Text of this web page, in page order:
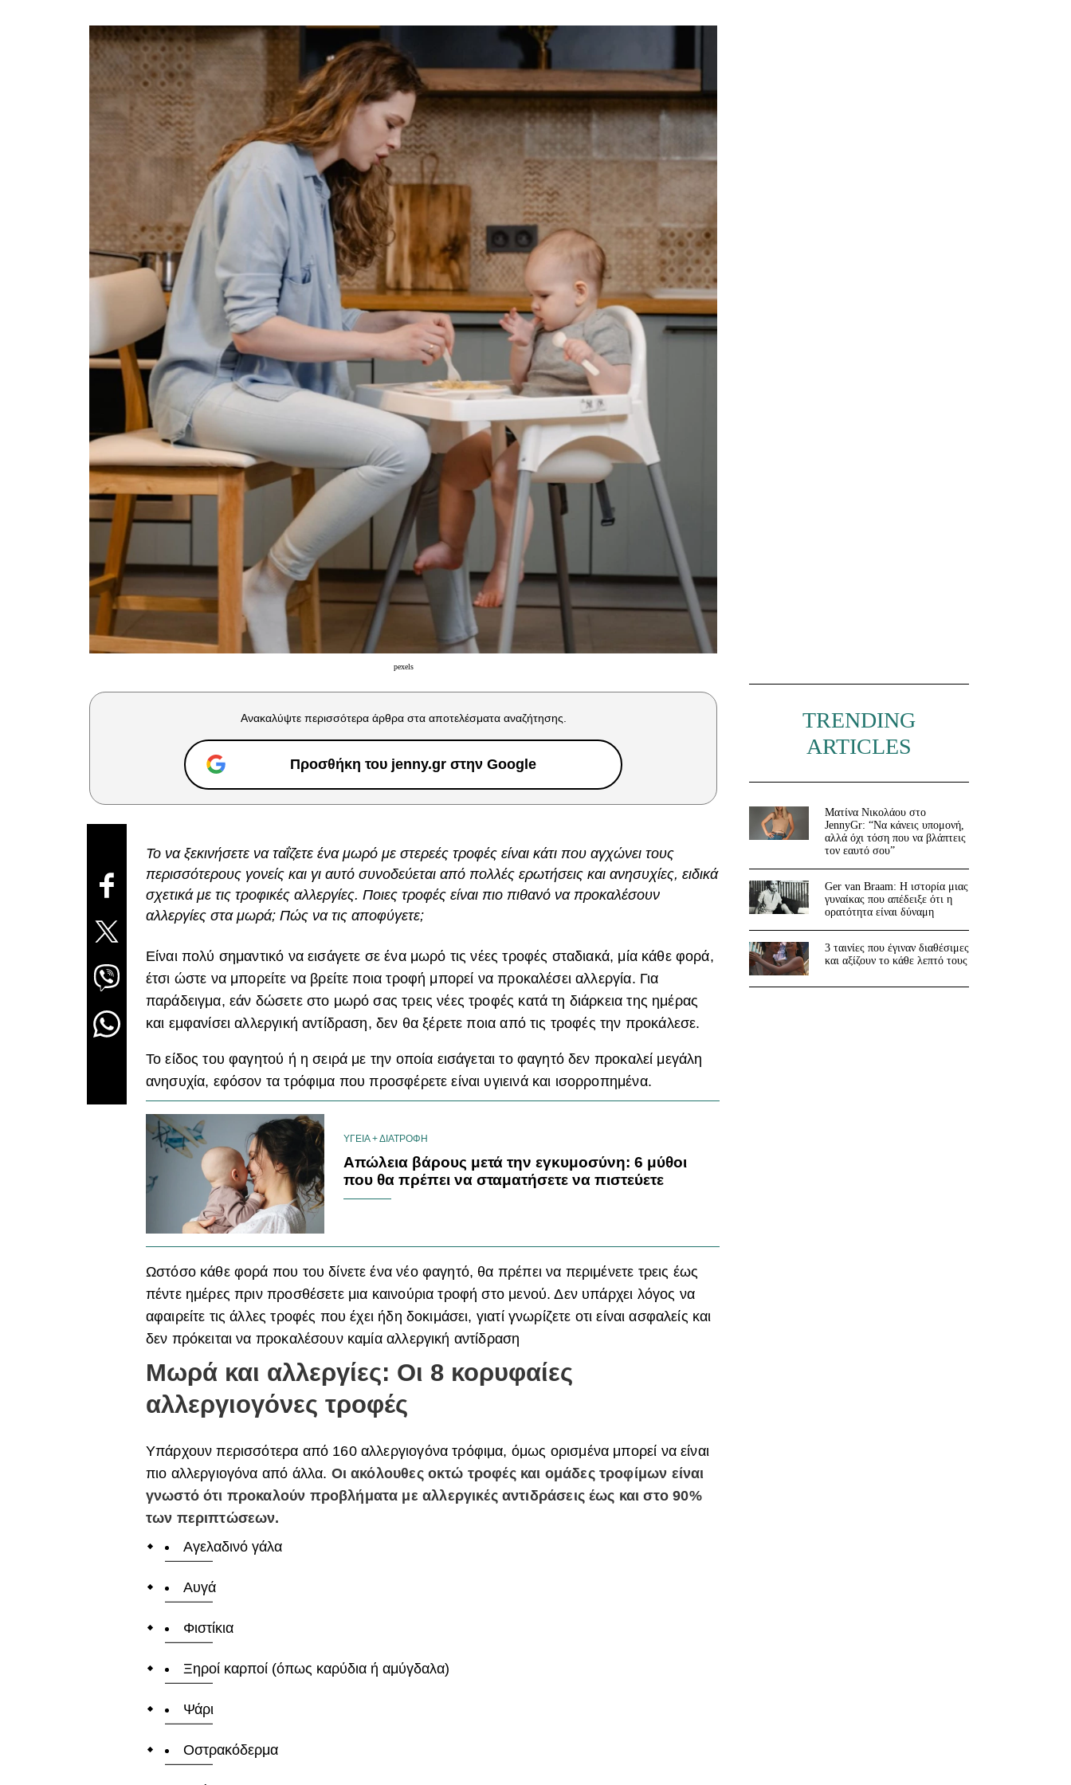
Success Stories
Αφιερώματα ΒΟΞ Χωρίς Ταμπέλες
Hautes Grecians Γάμος Market News
pexels
Ανακαλύψτε περισσότερα άρθρα στα αποτελέσματα αναζήτησης.
Προσθήκη του jenny.gr στην Google
Το να ξεκινήσετε να ταΐζετε ένα μωρό με στερεές τροφές είναι κάτι που αγχώνει τους
περισσότερους γονείς και γι αυτό συνοδεύεται από πολλές ερωτήσεις και ανησυχίες, ειδικά
σχετικά με τις τροφικές αλλεργίες. Ποιες τροφές είναι πιο πιθανό να προκαλέσουν
αλλεργίες στα μωρά; Πώς να τις αποφύγετε;
Είναι πολύ σημαντικό να εισάγετε σε ένα μωρό τις νέες τροφές σταδιακά, μία κάθε φορά,
έτσι ώστε να μπορείτε να βρείτε ποια τροφή μπορεί να προκαλέσει αλλεργία. Για
παράδειγμα, εάν δώσετε στο μωρό σας τρεις νέες τροφές κατά τη διάρκεια της ημέρας
και εμφανίσει αλλεργική αντίδραση, δεν θα ξέρετε ποια από τις τροφές την προκάλεσε.
Το είδος του φαγητού ή η σειρά με την οποία εισάγεται το φαγητό δεν προκαλεί μεγάλη
ανησυχία, εφόσον τα τρόφιμα που προσφέρετε είναι υγιεινά και ισορροπημένα.
ΥΓΕΙΑ + ΔΙΑΤΡΟΦΗ
Απώλεια βάρους μετά την εγκυμοσύνη: 6 μύθοι
που θα πρέπει να σταματήσετε να πιστεύετε
Ωστόσο κάθε φορά που του δίνετε ένα νέο φαγητό, θα πρέπει να περιμένετε τρεις έως
πέντε ημέρες πριν προσθέσετε μια καινούρια τροφή στο μενού. Δεν υπάρχει λόγος να
αφαιρείτε τις άλλες τροφές που έχει ήδη δοκιμάσει, γιατί γνωρίζετε οτι είναι ασφαλείς και
δεν πρόκειται να προκαλέσουν καμία αλλεργική αντίδραση
Μωρά και αλλεργίες: Οι 8 κορυφαίες
αλλεργιογόνες τροφές
Υπάρχουν περισσότερα από 160 αλλεργιογόνα τρόφιμα, όμως ορισμένα μπορεί να είναι
πιο αλλεργιογόνα από άλλα. Οι ακόλουθες οκτώ τροφές και ομάδες τροφίμων είναι
γνωστό ότι προκαλούν προβλήματα με αλλεργικές αντιδράσεις έως και στο 90%
των περιπτώσεων.
Αγελαδινό γάλα
Αυγά
Φιστίκια
Ξηροί καρποί (όπως καρύδια ή αμύγδαλα)
Ψάρι
Οστρακόδερμα
TRENDING
ARTICLES
Ματίνα Νικολάου στο
JennyGr: “Να κάνεις υπομονή,
αλλά όχι τόση που να βλάπτεις
τον εαυτό σου”
Ger van Braam: Η ιστορία μιας
γυναίκας που απέδειξε ότι η
ορατότητα είναι δύναμη
3 ταινίες που έγιναν διαθέσιμες
και αξίζουν το κάθε λεπτό τους